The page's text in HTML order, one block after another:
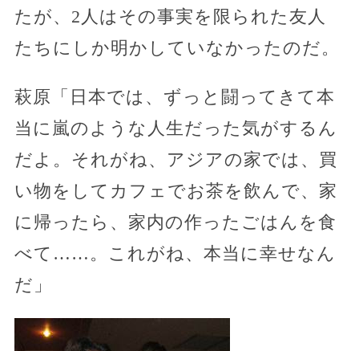
たが、2人はその事実を限られた友人
たちにしか明かしていなかったのだ。
萩原「日本では、ずっと闘ってきて本
当に嵐のような人生だった気がするん
だよ。それがね、アジアの家では、買
い物をしてカフェでお茶を飲んで、家
に帰ったら、家内の作ったごはんを食
べて……。これがね、本当に幸せなん
だ」